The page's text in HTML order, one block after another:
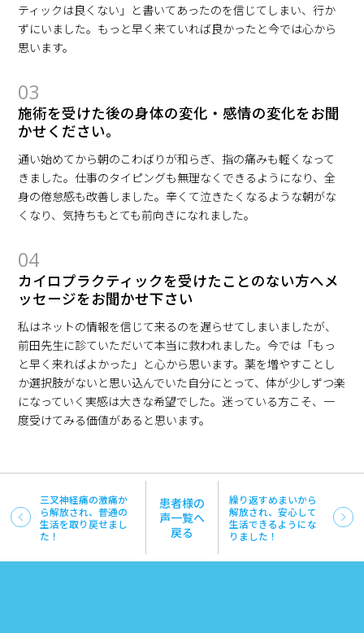
ティックは良くない」と書いてあったのを信じてしまい、行か
ずにいました。もっと早く来ていれば良かったと今では心から
思います。
03
施術を受けた後の身体の変化・感情の変化をお聞
かせください。
通い始めてから朝のこわばりが和らぎ、指の痛みも軽くなって
きました。仕事のタイピングも無理なくできるようになり、全
身の倦怠感も改善しました。辛くて泣きたくなるような朝がな
くなり、気持ちもとても前向きになれました。
04
カイロプラクティックを受けたことのない方へメ
ッセージをお聞かせ下さい
私はネットの情報を信じて来るのを遅らせてしまいましたが、
前田先生に診ていただいて本当に救われました。今では「もっ
と早く来ればよかった」と心から思います。薬を増やすことし
か選択肢がないと思い込んでいた自分にとって、体が少しずつ楽
になっていく実感は大きな希望でした。迷っている方こそ、一
度受けてみる価値があると思います。
三叉神経痛の激痛か
ら解放され、普通の
生活を取り戻せまし
た！
患者様の
声一覧へ
戻る
繰り返すめまいから
解放され、安心して
生活できるようにな
りました！